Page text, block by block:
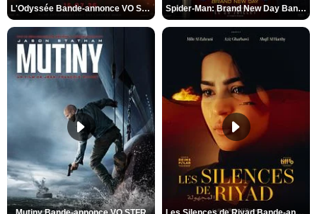
L'Odyssée Bande-annonce VO STFR Spider-Man: Brand New Day Bande-annonce VO STFR